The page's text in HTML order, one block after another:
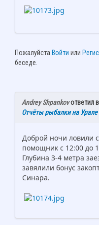
Пожалуйста Войти или
беседе.
Andrey Shpankovответил
Отчёты рыбалки на Урале
Доброй ночи ловили
помощник с 12:00 до
Глубина 3-4 метра
завялили бонус
Синара.